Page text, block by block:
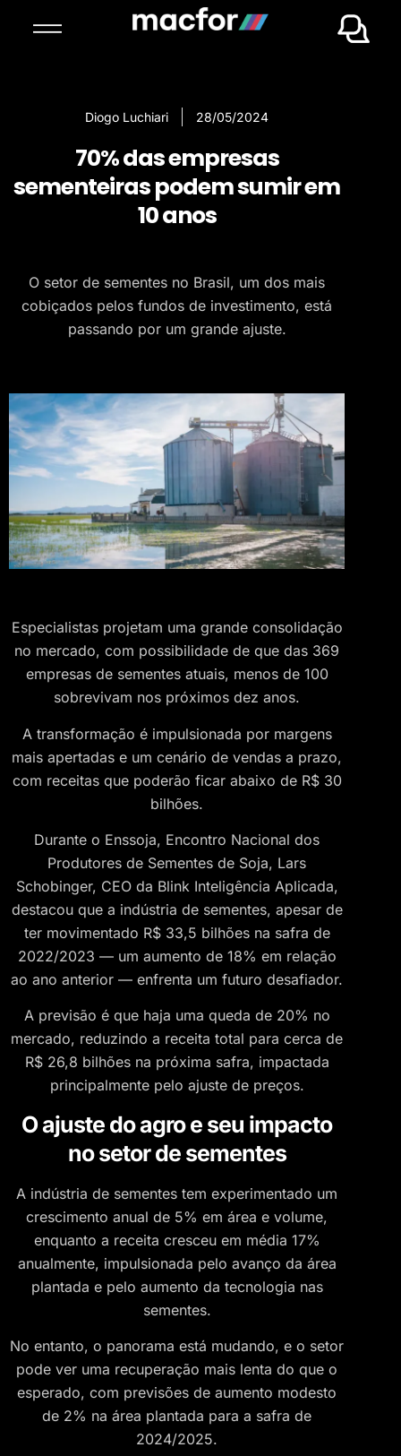
Diogo Luchiari 28/05/2024
70% das empresas
sementeiras podem sumir em
10 anos
O setor de sementes no Brasil, um dos mais
cobiçados pelos fundos de investimento, está
passando por um grande ajuste.
Especialistas projetam uma grande consolidação
no mercado, com possibilidade de que das 369
empresas de sementes atuais, menos de 100
sobrevivam nos próximos dez anos.
A transformação é impulsionada por margens
mais apertadas e um cenário de vendas a prazo,
com receitas que poderão ficar abaixo de R$ 30
bilhões.
Durante o Enssoja, Encontro Nacional dos
Produtores de Sementes de Soja, Lars
Schobinger, CEO da Blink Inteligência Aplicada,
destacou que a indústria de sementes, apesar de
ter movimentado R$ 33,5 bilhões na safra de
2022/2023 — um aumento de 18% em relação
ao ano anterior — enfrenta um futuro desafiador.
A previsão é que haja uma queda de 20% no
mercado, reduzindo a receita total para cerca de
R$ 26,8 bilhões na próxima safra, impactada
principalmente pelo ajuste de preços.
O ajuste do agro e seu impacto
no setor de sementes
A indústria de sementes tem experimentado um
crescimento anual de 5% em área e volume,
enquanto a receita cresceu em média 17%
anualmente, impulsionada pelo avanço da área
plantada e pelo aumento da tecnologia nas
sementes.
No entanto, o panorama está mudando, e o setor
pode ver uma recuperação mais lenta do que o
esperado, com previsões de aumento modesto
de 2% na área plantada para a safra de
2024/2025.